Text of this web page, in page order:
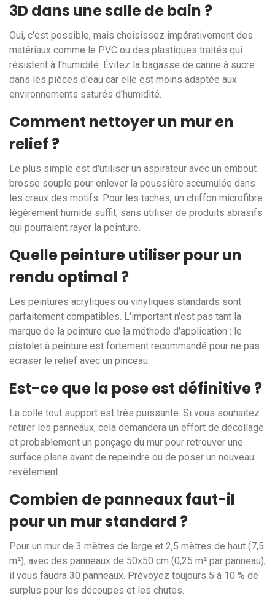
3D dans une salle de bain ?
Oui, c'est possible, mais choisissez impérativement des
matériaux comme le PVC ou des plastiques traités qui
résistent à l'humidité. Évitez la bagasse de canne à sucre
dans les pièces d'eau car elle est moins adaptée aux
environnements saturés d'humidité.
Comment nettoyer un mur en
relief ?
Le plus simple est d'utiliser un aspirateur avec un embout
brosse souple pour enlever la poussière accumulée dans
les creux des motifs. Pour les taches, un chiffon microfibre
légèrement humide suffit, sans utiliser de produits abrasifs
qui pourraient rayer la peinture.
Quelle peinture utiliser pour un
rendu optimal ?
Les peintures acryliques ou vinyliques standards sont
parfaitement compatibles. L'important n'est pas tant la
marque de la peinture que la méthode d'application : le
pistolet à peinture est fortement recommandé pour ne pas
écraser le relief avec un pinceau.
Est-ce que la pose est définitive ?
La colle tout support est très puissante. Si vous souhaitez
retirer les panneaux, cela demandera un effort de décollage
et probablement un ponçage du mur pour retrouver une
surface plane avant de repeindre ou de poser un nouveau
revêtement.
Combien de panneaux faut-il
pour un mur standard ?
Pour un mur de 3 mètres de large et 2,5 mètres de haut (7,5
m²), avec des panneaux de 50x50 cm (0,25 m² par panneau),
il vous faudra 30 panneaux. Prévoyez toujours 5 à 10 % de
surplus pour les découpes et les chutes.